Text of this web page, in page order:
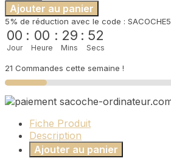
Loire
de
Sac
Ordinateur
Cuir
-
Loire
Ajouter au panier
5% de réduction avec le code : SACOCHE5
00
Jour
: 00
Heure
: 29
Mins
: 52
Secs
21 Commandes cette semaine !
Fiche Produit
Description
Ajouter au panier